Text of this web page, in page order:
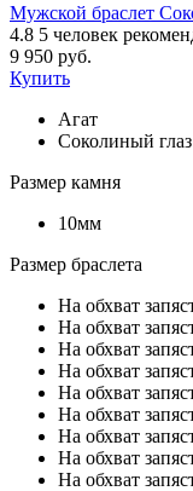
Мужской браслет
4.8 5 человек
9 950 руб.
Купить
Агат
Соколиный глаз
Размер камня
10мм
Размер браслета
На обхват
На обхват
На обхват
На обхват
На обхват
На обхват
На обхват
На обхват
На обхват